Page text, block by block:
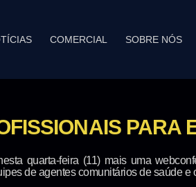
COMERCIAL SOBRE NÓS
PARA
quarta-feira (11) mais uma
de agentes comunitários de saúde